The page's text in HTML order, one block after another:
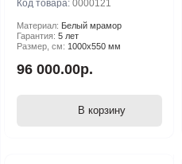
Код товара: 0000121
Материал: Белый мрамор
Гарантия: 5 лет
Размер, см: 1000х550 мм
96 000.00р.
В корзину